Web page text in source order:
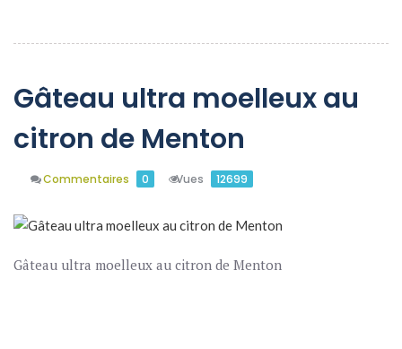
Gâteau ultra moelleux au
citron de Menton
Commentaires 0 Vues 12699
Gâteau ultra moelleux au citron de Menton